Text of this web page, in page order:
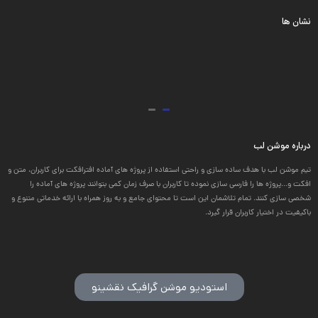
نشان ها
درباره موشن لب
تیم موشن لب با هدف ساده سازی و راحتی استفاده از پروژه های آماده افترافکت برای کاربران، متن و
افکت و...پروژه ها را فارسی سازی نموده تا کاربران با صرف زمان کمی بتوانند پروژه های آماده را
شخصی سازی کنند. تمام تلاشمان این است تا محتوای جامع و به روز همراه با ارائه خدماتی متنوع و
باکیفیت در اختیار کاربران قرار گیرد.
استودیو موشن گرافیک نقشینو